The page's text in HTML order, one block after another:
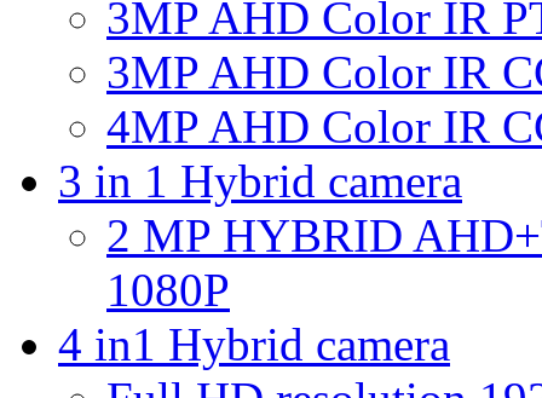
3MP AHD Color IR
3MP AHD Color IR
4MP AHD Color IR
3 in 1 Hybrid camera
2 MP HYBRID
1080P
4 in1 Hybrid camera